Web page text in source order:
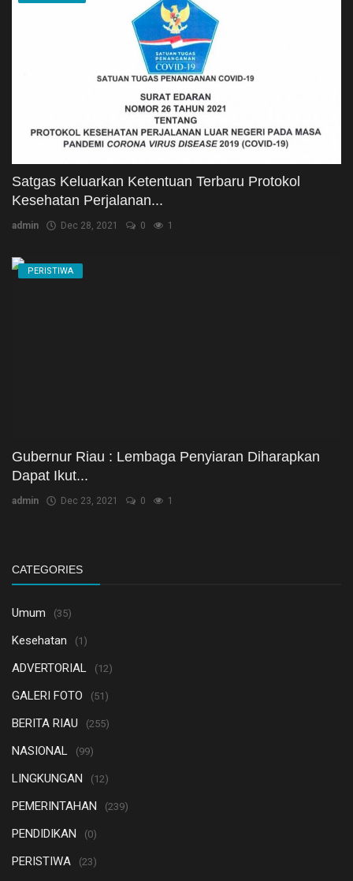
Satgas Keluarkan Ketentuan Terbaru Protokol
Kesehatan Perjalanan...
admin Dec 28, 2021 0 1
PERISTIWA
Gubernur Riau : Lembaga Penyiaran Diharapkan
Dapat Ikut...
admin Dec 23, 2021 0 1
CATEGORIES
Umum (35)
Kesehatan (1)
ADVERTORIAL (12)
GALERI FOTO (51)
BERITA RIAU (255)
NASIONAL (99)
LINGKUNGAN (12)
PEMERINTAHAN (239)
PENDIDIKAN (0)
PERISTIWA (23)